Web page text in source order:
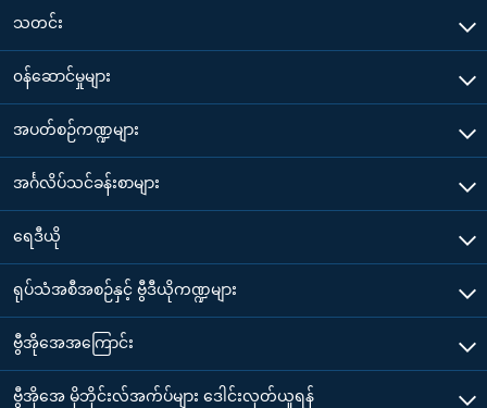
သတင်း
၀န်ဆောင်မှုများ
အပတ်စဉ်ကဏ္ဍများ
အင်္ဂလိပ်သင်ခန်းစာများ
ရေဒီယို
ရုပ်သံအစီအစဉ်နှင့် ဗွီဒီယိုကဏ္ဍများ
ဗွီအိုအေအကြောင်း
ဗွီအိုအေ မိုဘိုင်းလ်အက်ပ်များ ဒေါင်းလုတ်ယူရန်